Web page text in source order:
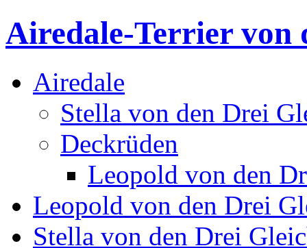
Airedale-Terrier von
Airedale
Stella von den Drei
Deckrüden
Leopold von den
Leopold von den Drei
Stella von den Drei